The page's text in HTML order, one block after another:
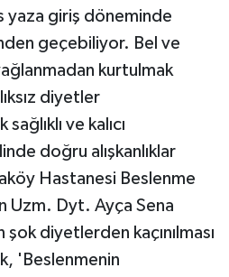
yaza giriş döneminde
geçebiliyor. Bel ve
kurtulmak
diyetler
ve kalıcı
doğru alışkanlıklar
Hastanesi Beslenme
Uzm. Dyt. Ayça Sena
şok diyetlerden kaçınılması
'Beslenmenin